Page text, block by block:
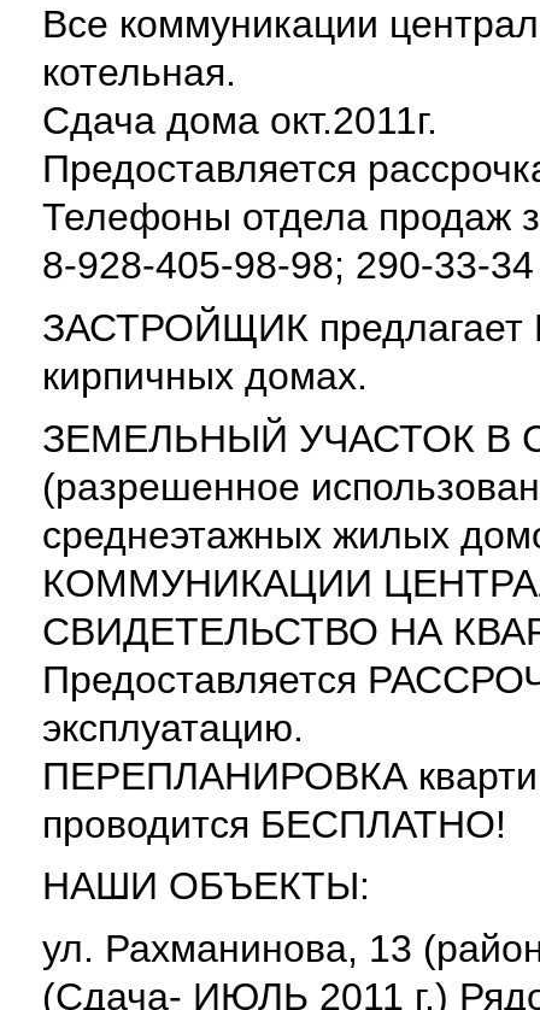
Все коммуникации
котельная.
Сдача дома окт.2011г.
Предоставляется
Телефоны отдела продаж
8-928-405-98-98; 290-33-34
ЗАСТРОЙЩИК предлагает
кирпичных домах.
ЗЕМЕЛЬНЫЙ УЧАСТОК В
(разрешенное
среднеэтажных жилых
КОММУНИКАЦИИ
СВИДЕТЕЛЬСТВО НА
Предоставляется
эксплуатацию.
ПЕРЕПЛАНИРОВКА
проводится БЕСПЛАТНО!
НАШИ ОБЪЕКТЫ:
ул. Рахманинова, 13
(Сдача- ИЮЛЬ 2011 г.)